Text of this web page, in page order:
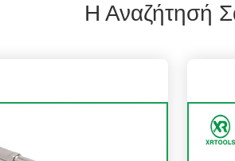
Η Αναζήτησή